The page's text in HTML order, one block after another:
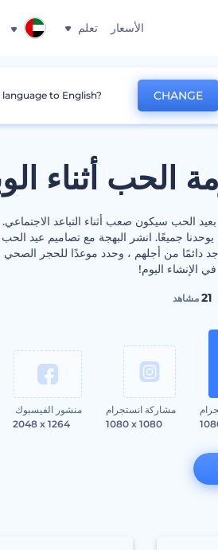
الأسعار تعلم
الحب أثناء
بعيد الحب سيكون صعب أثناء التباعد
جميعًا. انشر البهجة مع تصاميم عيد
دائمًا من أجلهم ، وحدد موعدًا للحجر
في الإنشاء اليوم!
21مشاهد
مشاركة انستجرام
1080 x 1080
منشور الفيسبوك
2048 x 1264
to English? CHANGE